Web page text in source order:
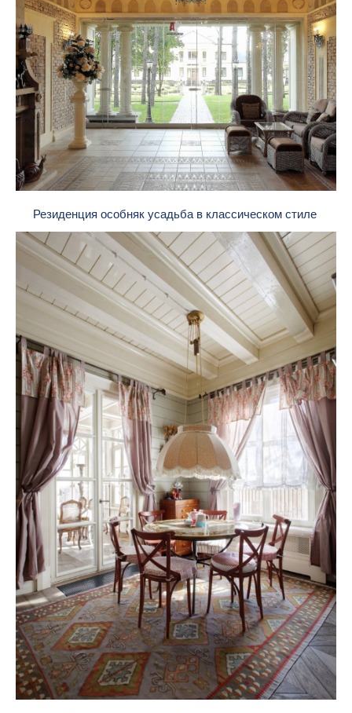
Резиденция особняк усадьба в классическом стиле